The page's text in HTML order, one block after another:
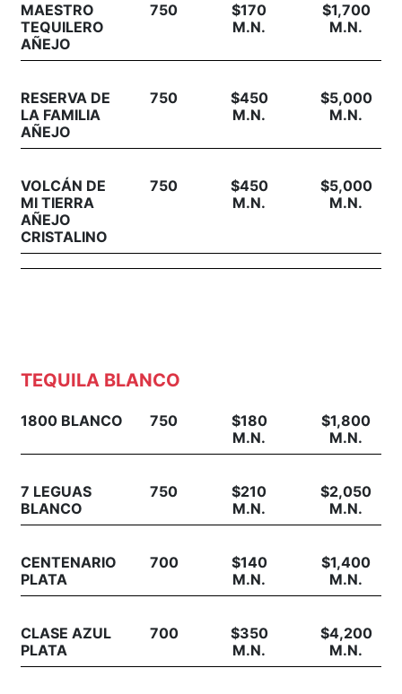
MAESTRO
TEQUILERO
AÑEJO
750
$170
M.N.
$1,700
M.N.
RESERVA DE
LA FAMILIA
AÑEJO
750
$450
M.N.
$5,000
M.N.
VOLCÁN DE
MI TIERRA
AÑEJO
CRISTALINO
750
$450
M.N.
$5,000
M.N.
TEQUILA BLANCO
1800 BLANCO 750
$180
M.N.
$1,800
M.N.
7 LEGUAS
BLANCO
750
$210
M.N.
$2,050
M.N.
CENTENARIO
PLATA
700
$140
M.N.
$1,400
M.N.
CLASE AZUL
PLATA
700
$350
M.N.
$4,200
M.N.